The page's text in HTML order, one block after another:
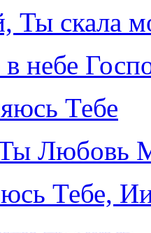
Ты скала
небе
Тебе
Любовь
Тебе,